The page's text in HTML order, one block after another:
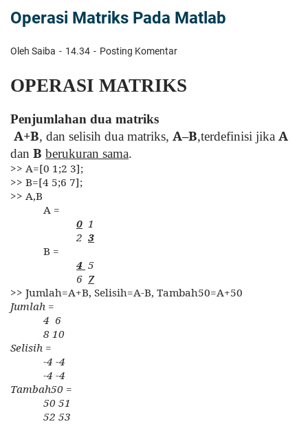
Operasi Matriks Pada Matlab
Oleh Saiba 14.34 Posting Komentar
OPERASI MATRIKS
Penjumlahan dua matriks
A+B, dan selisih dua matriks, A–B,terdefinisi jika A
dan B berukuran sama.
>> A=[0 1;2 3];
>> B=[4 5;6 7];
>> A,B
A =
0 1
2 3
B =
4 5
6 7
>> Jumlah=A+B, Selisih=A-B, Tambah50=A+50
Jumlah =
4 6
8 10
Selisih =
-4 -4
-4 -4
Tambah50 =
50 51
52 53